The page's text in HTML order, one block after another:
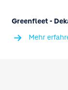
Greenfleet -
Mehr